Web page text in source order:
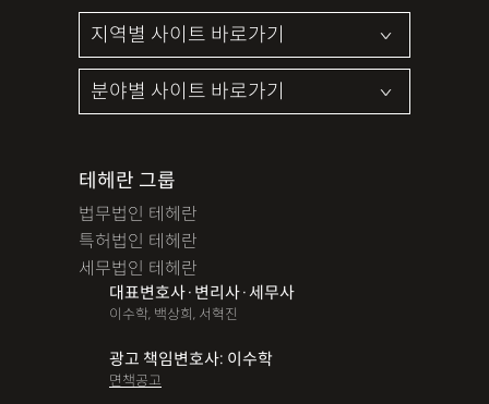
테헤란 그룹
법무법인 테헤란
특허법인 테헤란
세무법인 테헤란
대표변호사·변리사·세무사
이수학, 백상희, 서혁진
광고 책임변호사: 이수학
면책공고